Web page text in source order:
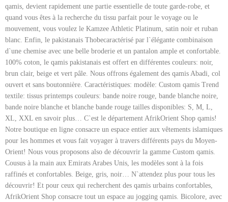
qamis, devient rapidement une partie essentielle de toute garde-robe, et
quand vous êtes à la recherche du tissu parfait pour le voyage ou le
mouvement, vous voulez le Kamzee Athletic Platinum, satin noir et ruban
blanc. Enfin, le pakistanais Thobecaractérisé par l`élégante combinaison
d`une chemise avec une belle broderie et un pantalon ample et confortable.
100% coton, le qamis pakistanais est offert en différentes couleurs: noir,
brun clair, beige et vert pâle. Nous offrons également des qamis Abadi, col
ouvert et sans boutonnière. Caractéristiques: modèle: Custom qamis Trend
textile: tissus printemps couleurs: bande noire rouge, bande blanche noire,
bande noire blanche et blanche bande rouge tailles disponibles: S, M, L,
XL, XXL en savoir plus… C`est le département AfrikOrient Shop qamis!
Notre boutique en ligne consacre un espace entier aux vêtements islamiques
pour les hommes et vous fait voyager à travers différents pays du Moyen-
Orient! Nous vous proposons also de découvrir la gamme Custom qamis.
Cousus à la main aux Emirats Arabes Unis, les modèles sont à la fois
raffinés et confortables. Beige, gris, noir… N`attendez plus pour tous les
découvrir! Et pour ceux qui recherchent des qamis urbains confortables,
AfrikOrient Shop consacre tout un espace au jogging qamis. Bicolore, avec